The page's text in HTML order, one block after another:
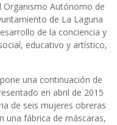
Organismo Autónomo de
de La Laguna
de la conciencia y
educativo y artístico,
una continuación de
en abril de 2015
de seis mujeres obreras
una fábrica de máscaras,